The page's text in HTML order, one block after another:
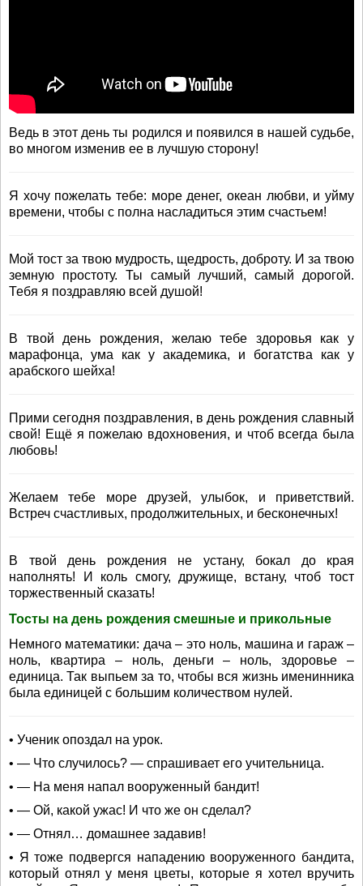
Ведь в этот день ты родился и появился в нашей судьбе,
во многом изменив ее в лучшую сторону!
Я хочу пожелать тебе: море денег, океан любви, и уйму
времени, чтобы с полна насладиться этим счастьем!
Мой тост за твою мудрость, щедрость, доброту. И за твою
земную простоту. Ты самый лучший, самый дорогой.
Тебя я поздравляю всей душой!
В твой день рождения, желаю тебе здоровья как у
марафонца, ума как у академика, и богатства как у
арабского шейха!
Прими сегодня поздравления, в день рождения славный
свой! Ещё я пожелаю вдохновения, и чтоб всегда была
любовь!
Желаем тебе море друзей, улыбок, и приветствий.
Встреч счастливых, продолжительных, и бесконечных!
В твой день рождения не устану, бокал до края
наполнять! И коль смогу, дружище, встану, чтоб тост
торжественный сказать!
Тосты на день рождения смешные и прикольные
Немного математики: дача – это ноль, машина и гараж –
ноль, квартира – ноль, деньги – ноль, здоровье –
единица. Так выпьем за то, чтобы вся жизнь именинника
была единицей с большим количеством нулей.
• Ученик опоздал на урок.
• — Что случилось? — спрашивает его учительница.
• — На меня напал вооруженный бандит!
• — Ой, какой ужас! И что же он сделал?
• — Отнял… домашнее задавив!
• Я тоже подвергся нападению вооруженного бандита,
который отнял у меня цветы, которые я хотел вручить